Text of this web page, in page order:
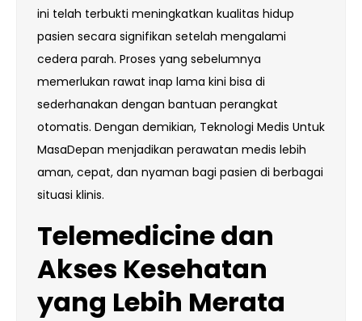
ini telah terbukti meningkatkan kualitas hidup
pasien secara signifikan setelah mengalami
cedera parah. Proses yang sebelumnya
memerlukan rawat inap lama kini bisa di
sederhanakan dengan bantuan perangkat
otomatis. Dengan demikian, Teknologi Medis Untuk
MasaDepan menjadikan perawatan medis lebih
aman, cepat, dan nyaman bagi pasien di berbagai
situasi klinis.
Telemedicine dan
Akses Kesehatan
yang Lebih Merata